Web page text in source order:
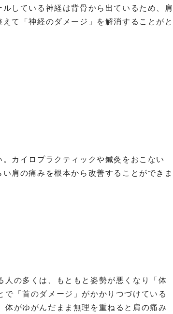
している神経は背骨から出ているため、肩
て「神経のダメージ」を解消することがと
カイロプラクティックや鍼灸をおこない
肩の痛みを根本から改善することができま
人の多くは、もともと姿勢が悪くなり「体
で「首のダメージ」がかかりつづけている
体がゆがんだまま無理を重ねると肩の痛み